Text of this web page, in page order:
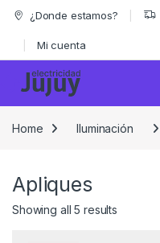
Skip to navigation
Skip to content
¿Donde estamos?
Mi cuenta
Home Iluminación
Apliques
Showing all 5 results